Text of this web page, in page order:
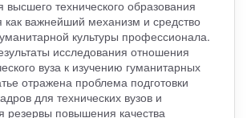
высшего технического образования
как важнейший механизм и средство
культуры профессионала.
исследования отношения
вуза к изучению гуманитарных
отражена проблема подготовки
для технических вузов и
резервы повышения качества